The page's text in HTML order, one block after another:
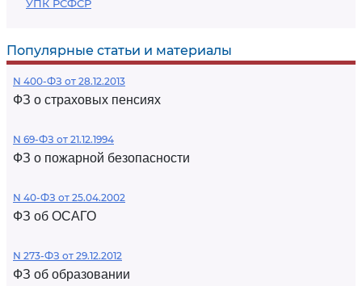
УПК РСФСР
Популярные статьи и материалы
N 400-ФЗ от 28.12.2013
ФЗ о страховых пенсиях
N 69-ФЗ от 21.12.1994
ФЗ о пожарной безопасности
N 40-ФЗ от 25.04.2002
ФЗ об ОСАГО
N 273-ФЗ от 29.12.2012
ФЗ об образовании